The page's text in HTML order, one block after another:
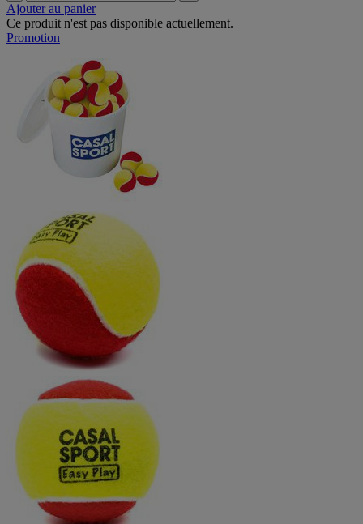
Ajouter au panier
Ce produit n'est pas disponible actuellement.
Promotion